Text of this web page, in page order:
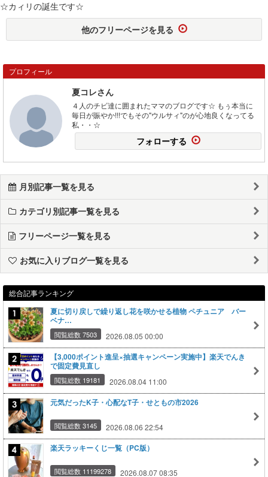
☆カィリの誕生です☆
他のフリーページを見る
プロフィール
夏コレさん
４人のチビ達に囲まれたママのブログです☆ もぅ本当に
毎日が賑やか!!!でもその"ウルサィ"のが心地良くなってる
私・・☆
フォローする
月別記事一覧を見る
カテゴリ別記事一覧を見る
フリーページ一覧を見る
お気に入りブログ一覧を見る
総合記事ランキング
夏に切り戻しで繰り返し花を咲かせる植物 ペチュニア バー
ベナ…
閲覧総数 7503 2026.08.05 00:00
【3,000ポイント進呈×抽選キャンペーン実施中】楽天でんき
で固定費見直し
閲覧総数 19181 2026.08.04 11:00
元気だったK子・心配なT子・せともの市2026
閲覧総数 3145 2026.08.06 22:54
楽天ラッキーくじ一覧（PC版）
閲覧総数 11199278 2026.08.07 08:35